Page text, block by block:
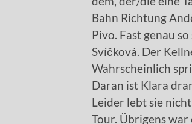
Bahn Richtung
Pivo. Fast genau
Svíčková. Der
Wahrscheinlich
Daran ist Klara
Leider lebt sie
Tour. Übrigens